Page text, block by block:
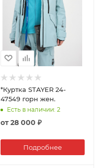
*Куртка STAYER 24-
47549 горн жен.
Есть в наличии: 2
от28 000 ₽
Подробнее